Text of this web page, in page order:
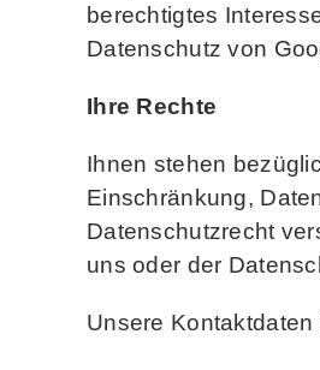
berechtigtes
Datenschutz von
Ihre Rechte
Ihnen stehen
Einschränkung,
Datenschutzrecht
uns oder der
Unsere Kontaktdaten